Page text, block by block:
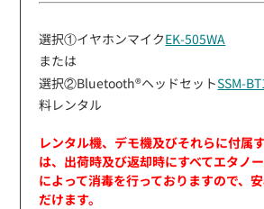
選択①イヤホンマイクEK-505WA
または
選択②Bluetooth®ヘッドセットSSM-
料レンタル
レンタル機、デモ機及びそれらに付属
は、出荷時及び返却時にすべてエタノ
によって消毒を行っておりますので、
だけます。